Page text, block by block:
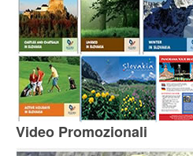
Video Promozionali